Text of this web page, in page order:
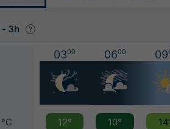
- 3h
0300 0600 09
°C 12° 10°